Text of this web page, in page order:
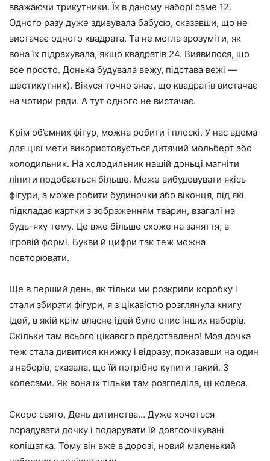
вважаючи трикутники. Їх в даному наборі саме 12.
Одного разу дуже здивувала бабусю, сказавши, що не
вистачає одного квадрата. Та не могла зрозуміти, як
вона їх підрахувала, якщо квадратів 24. Виявилося, що
все просто. Донька будувала вежу, підстава вежі —
шестикутник). Вікуся точно знає, що квадратів вистачає
на чотири ряди. А тут одного не вистачає.
Крім об’ємних фігур, можна робити і плоскі. У нас вдома
для цієї мети використовується дитячий мольберт або
холодильник. На холодильник нашій доньці магніти
ліпити подобається більше. Може вибудовувати якісь
фігури, а може робити будиночки або віконця, під які
підкладає картки з зображенням тварин, взагалі на
будь-яку тему. Це вже більше схоже на заняття, в
ігровій формі. Букви й цифри так теж можна
повторювати.
Ще в перший день, як тільки ми розкрили коробку і
стали збирати фігури, я з цікавістю розглянула книгу
ідей, в якій крім власне ідей було опис інших наборів.
Скільки там всього цікавого представлено! Моя дочка
теж стала дивитися книжку і відразу, показавши на один
з наборів, сказала, що їй потрібно купити такий. З
колесами. Як вона їх тільки там розгледіла, ці колеса.
Скоро свято, День дитинства… Дуже хочеться
порадувати дочку і подарувати їй довгоочікувані
коліщатка. Тому він вже в дорозі, новий маленький